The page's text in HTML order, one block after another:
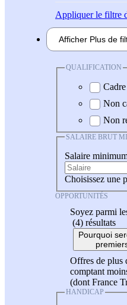
Appliquerle filtre
Afficher Plus de
QUALIFICATION
Non
Non
SALAIRE BRUT
Salaire
Choisissez une
OPPORTUNITÉS
Soyez parmi
(4) résultats
Pourquoi
Offres de plus
comptant
(dont France
HANDICAP